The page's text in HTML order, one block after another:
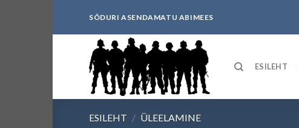
content
SÕDURI ASENDAMATU ABIMEES
ESILEHT
ESILEHT / ÜLEELAMINE